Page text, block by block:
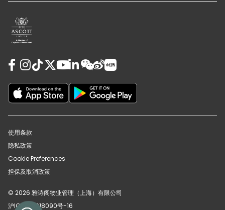
使用条款
隐私政策
Cookie Preferences
担保及取消政策
© 2026 雅诗阁物业管理（上海）有限公司
沪ICP备12018090号-16